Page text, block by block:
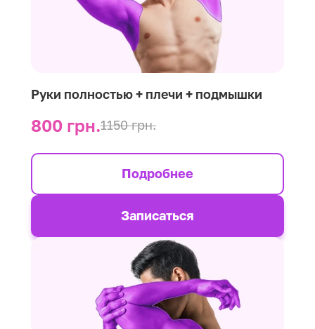
Руки полностью + плечи + подмышки
800 грн.1150 грн.
Подробнее
Записаться